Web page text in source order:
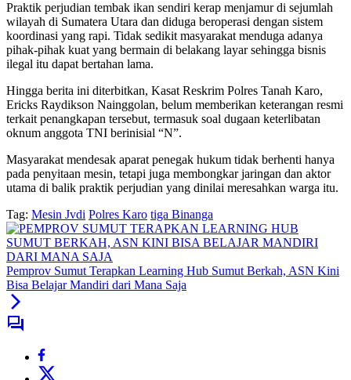
Praktik perjudian tembak ikan sendiri kerap menjamur di sejumlah
wilayah di Sumatera Utara dan diduga beroperasi dengan sistem
koordinasi yang rapi. Tidak sedikit masyarakat menduga adanya
pihak-pihak kuat yang bermain di belakang layar sehingga bisnis
ilegal itu dapat bertahan lama.
Hingga berita ini diterbitkan, Kasat Reskrim Polres Tanah Karo,
Ericks Raydikson Nainggolan, belum memberikan keterangan resmi
terkait penangkapan tersebut, termasuk soal dugaan keterlibatan
oknum anggota TNI berinisial “N”.
Masyarakat mendesak aparat penegak hukum tidak berhenti hanya
pada penyitaan mesin, tetapi juga membongkar jaringan dan aktor
utama di balik praktik perjudian yang dinilai meresahkan warga itu.
Tag: Mesin Jvdi Polres Karo tiga Binanga
Pemprov Sumut Terapkan Learning Hub Sumut Berkah, ASN Kini
Bisa Belajar Mandiri dari Mana Saja